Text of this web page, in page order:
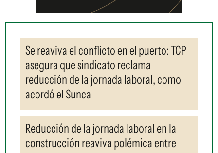
Se reaviva el conflicto en el puerto: TCP
asegura que sindicato reclama
reducción de la jornada laboral, como
acordó el Sunca
Reducción de la jornada laboral en la
construcción reaviva polémica entre